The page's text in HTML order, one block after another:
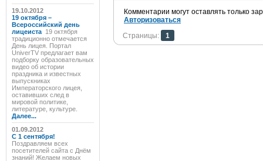
19.10.2012
19 октября –
Всероссийский день
лицеиста 19 октября
традиционно отмечается
День лицея. Портал
UniverTV предлагает вам
подборку образовательных
видео об истории
праздника и известных
выпускниках
Императорского лицея,
оставивших след в
мировой политике,
литературе, культуре.
Далее...
01.09.2012
C 1 сентября!
Поздравляем всех
посетителей сайта с Днём
знаний! Желаем новых
Комментарии могут оставлять только
Авторизоваться
Страницы:
1